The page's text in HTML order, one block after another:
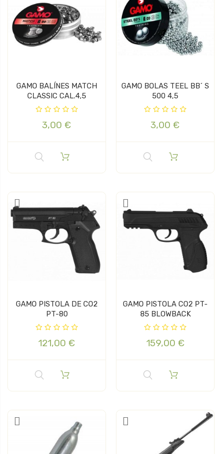
GAMO BALÍNES MATCH
CLASSIC CAL.4,5
3,00 €
GAMO BOLAS TEEL BB´ S
500 4,5
3,00 €
GAMO PISTOLA DE CO2
PT-80
121,00 €
GAMO PISTOLA CO2 PT-
85 BLOWBACK
159,00 €